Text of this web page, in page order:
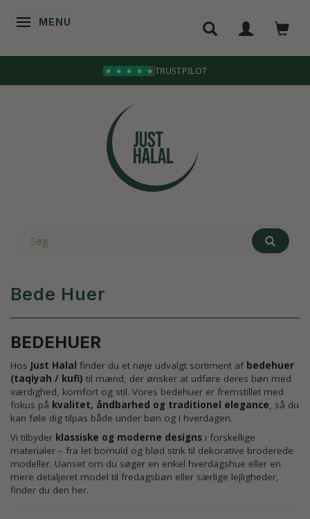
SKIFTE NAVIGATION
MENU
Bede Huer
BEDEHUER
Hos Just Halal finder du et nøje udvalgt sortiment af bedehuer
(taqiyah / kufi) til mænd, der ønsker at udføre deres bøn med
værdighed, komfort og stil. Vores bedehuer er fremstillet med
fokus på kvalitet, åndbarhed og traditionel elegance, så du
kan føle dig tilpas både under bøn og i hverdagen.
Vi tilbyder klassiske og moderne designs i forskellige
materialer – fra let bomuld og blød strik til dekorative broderede
modeller. Uanset om du søger en enkel hverdagshue eller en
mere detaljeret model til fredagsbøn eller særlige lejligheder,
finder du den her.